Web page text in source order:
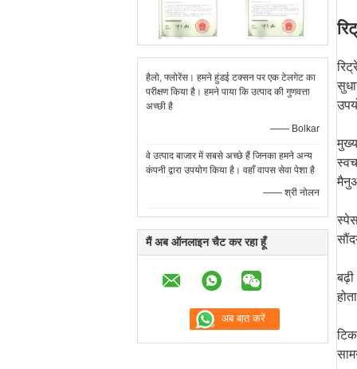
हैलो, फ्लोरेंस। हमने हुंडई टक्सन पर एक टेलगेट का
परीक्षण किया है। हमने पाया कि उत्पाद की गुणवत्ता
अच्छी है
—— Bolkar
वे उत्पाद बाजार में सबसे अच्छे हैं जिनका हमने अन्य
कंपनी द्वारा उपयोग किया है। वहाँ वापस सेवा पेशा है
—— श्री नोलन
मैं अब ऑनलाइन चैट कर रहा हूँ